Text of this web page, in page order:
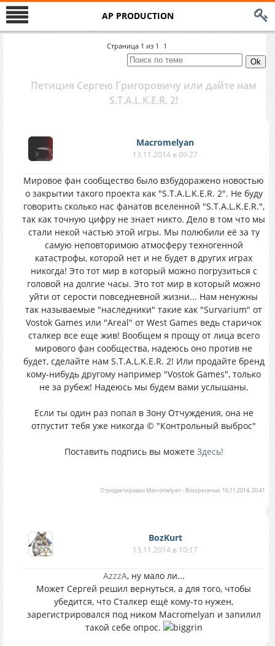
AP PRODUCTION
Страница 1 из 1 1
Петиция Сергею Григоровичу или дайте нам
S.T.A.L.K.E.R. 2!
Macromelyan
13.11.2014 в 09:27
Мировое фан сообщество было взбудоражено новостью
о закрытии такого проекта как "S.T.A.L.K.E.R. 2". Не буду
говорить сколько нас фанатов вселенной "S.T.A.L.K.E.R.",
так как точную цифру не знает никто. Дело в том что мы
стали некой частью этой игры. Мы полюбили её за ту
самую неповторимою атмосферу техногенной
катастрофы, которой нет и не будет в других играх
никогда! Это тот мир в который можно погрузиться с
головой на долгие часы. Это тот мир в который можно
уйти от серости повседневной жизни... Нам ненужны
так называемые "наследники" такие как "Survarium" от
Vostok Games или "Areal" от West Games ведь старичок
сталкер все еще жив! Вообщем я прощу от лица всего
мирового фан сообщества, надеюсь оно против не
будет, сделайте нам S.T.A.L.K.E.R. 2! Или продайте бренд
кому-нибудь другому например "Vostok Games", только
не за рубеж! Надеюсь мы будем вами услышаны.
Если ты один раз попал в Зону Отчуждения, она не
отпустит тебя уже никогда © "Контрольный выброс"
Поставить подпись вы можете Здесь!
Отредактировал Macromelyan - Воскресенье, 16.11.2014, 20:41
BozKurt
13.11.2014 в 10:17
AzzzA, ну мало ли...
Может Сергей решил вернуться, а для того, чтобы
убедится, что Сталкер ещё кому-то нужен,
зарегистрировался под ником Macromelyan и запилил
такой себе опрос.